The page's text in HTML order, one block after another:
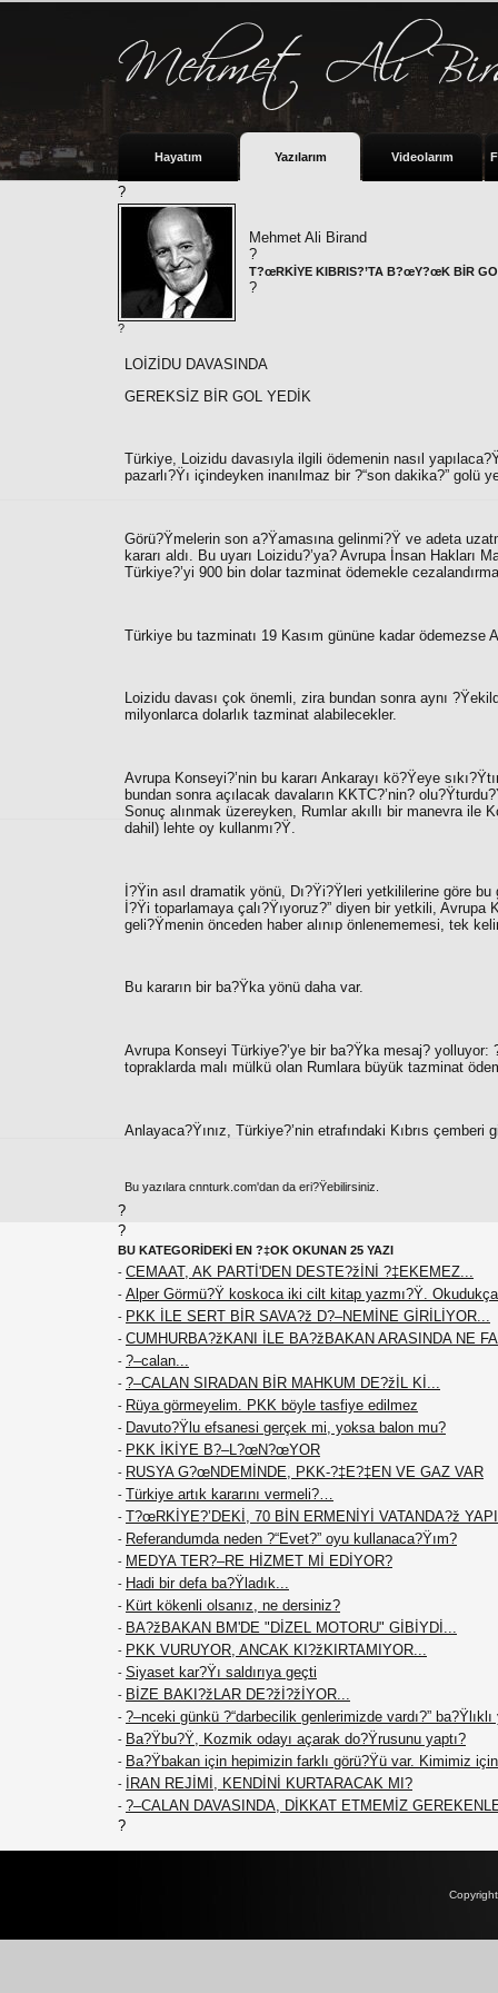
Hayatım Yazılarım Videolarım
?
Mehmet Ali Birand
?
T?œRKİYE KIBRIS?’TA B?œY?œK BİR
?
?
LOİZİDU DAVASINDA
GEREKSİZ BİR GOL YEDİK
Türkiye, Loizidu davasıyla ilgili ödemenin nasıl
pazarlı?Ÿı içindeyken inanılmaz bir ?“son dakika?” golü
Görü?Ÿmelerin son a?Ÿamasına gelinmi?Ÿ ve adeta
kararı aldı. Bu uyarı Loizidu?’ya? Avrupa İnsan Hakları
Türkiye?’yi 900 bin dolar tazminat ödemekle
Türkiye bu tazminatı 19 Kasım gününe kadar ödemezse
Loizidu davası çok önemli, zira bundan sonra aynı
milyonlarca dolarlık tazminat alabilecekler.
Avrupa Konseyi?’nin bu kararı Ankarayı kö?Ÿeye
bundan sonra açılacak davaların KKTC?’nin?
Sonuç alınmak üzereyken, Rumlar akıllı bir manevra ile
dahil) lehte oy kullanmı?Ÿ.
İ?Ÿin asıl dramatik yönü, Dı?Ÿi?Ÿleri yetkililerine göre bu
İ?Ÿi toparlamaya çalı?Ÿıyoruz?” diyen bir yetkili, Avrupa
geli?Ÿmenin önceden haber alınıp önlenememesi, tek
Bu kararın bir ba?Ÿka yönü daha var.
Avrupa Konseyi Türkiye?’ye bir ba?Ÿka mesaj? yolluyor:
topraklarda malı mülkü olan Rumlara büyük tazminat
Anlayaca?Ÿınız, Türkiye?’nin etrafındaki Kıbrıs çemberi
Bu yazılara cnnturk.com'dan da eri?Ÿebilirsiniz.
?
?
BU KATEGORİDEKİ EN ?‡OK OKUNAN 25 YAZI
- CEMAAT, AK PARTİ'DEN DESTE?žİNİ ?‡EKEMEZ...
- Alper Görmü?Ÿ koskoca iki cilt kitap yazmı?Ÿ.
- PKK İLE SERT BİR SAVA?ž D?–NEMİNE GİRİLİYOR...
- CUMHURBA?žKANI İLE BA?žBAKAN ARASINDA NE
- ?–calan...
- ?–CALAN SIRADAN BİR MAHKUM DE?žİL Kİ...
- Rüya görmeyelim. PKK böyle tasfiye edilmez
- Davuto?Ÿlu efsanesi gerçek mi, yoksa balon mu?
- PKK İKİYE B?–L?œN?œYOR
- RUSYA G?œNDEMİNDE, PKK-?‡E?‡EN VE GAZ VAR
- Türkiye artık kararını vermeli?…
- T?œRKİYE?’DEKİ, 70 BİN ERMENİYİ VATANDA?ž
- Referandumda neden ?“Evet?” oyu kullanaca?Ÿım?
- MEDYA TER?–RE HİZMET Mİ EDİYOR?
- Hadi bir defa ba?Ÿladık...
- Kürt kökenli olsanız, ne dersiniz?
- BA?žBAKAN BM'DE "DİZEL MOTORU" GİBİYDİ...
- PKK VURUYOR, ANCAK KI?žKIRTAMIYOR...
- Siyaset kar?Ÿı saldırıya geçti
- BİZE BAKI?žLAR DE?žİ?žİYOR...
- ?–nceki günkü ?“darbecilik genlerimizde vardı?”
- Ba?Ÿbu?Ÿ, Kozmik odayı açarak do?Ÿrusunu yaptı?
- Ba?Ÿbakan için hepimizin farklı görü?Ÿü var. Kimimiz
- İRAN REJİMİ, KENDİNİ KURTARACAK MI?
- ?–CALAN DAVASINDA, DİKKAT ETMEMİZ
?